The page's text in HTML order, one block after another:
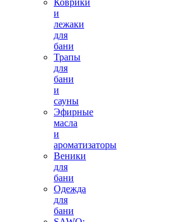
Коврики
и
лежаки
для
бани
Трапы
для
бани
и
сауны
Эфирные
масла
и
ароматизаторы
Веники
для
бани
Одежда
для
бани